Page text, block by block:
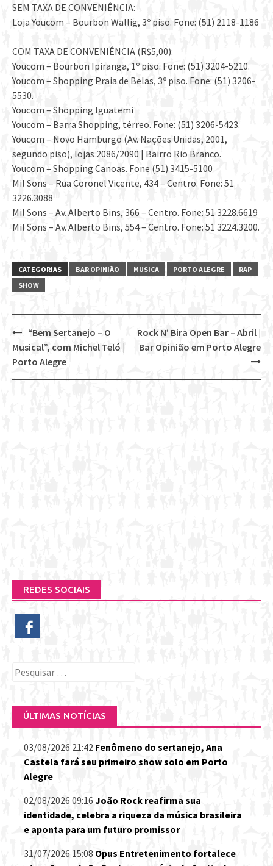
SEM TAXA DE CONVENIÊNCIA:
Loja Youcom – Bourbon Wallig, 3º piso. Fone: (51) 2118-1186
COM TAXA DE CONVENIÊNCIA (R$5,00):
Youcom – Bourbon Ipiranga, 1º piso. Fone: (51) 3204-5210.
Youcom – Shopping Praia de Belas, 3º piso. Fone: (51) 3206-
5530.
Youcom – Shopping Iguatemi
Youcom – Barra Shopping, térreo. Fone: (51) 3206-5423.
Youcom – Novo Hamburgo (Av. Nações Unidas, 2001,
segundo piso), lojas 2086/2090 | Bairro Rio Branco.
Youcom – Shopping Canoas. Fone (51) 3415-5100
Mil Sons – Rua Coronel Vicente, 434 – Centro. Fone: 51
3226.3088
Mil Sons – Av. Alberto Bins, 366 – Centro. Fone: 51 3228.6619
Mil Sons – Av. Alberto Bins, 554 – Centro. Fone: 51 3224.3200.
CATEGORIAS BAR OPINIÃO MUSICA PORTO ALEGRE
RAP
SHOW
Post
navigation
Rock N’ Bira Open Bar – Abril |
Bar Opinião em Porto Alegre
“Bem Sertanejo – O
Musical”, com Michel Teló |
Porto Alegre
REDES SOCIAIS
Pesquisar
ÚLTIMAS NOTÍCIAS
03/08/2026 21:42 Fenômeno do sertanejo, Ana
Castela fará seu primeiro show solo em Porto
Alegre
02/08/2026 09:16 João Rock reafirma sua
identidade, celebra a riqueza da música brasileira
e aponta para um futuro promissor
31/07/2026 15:08 Opus Entretenimento fortalece